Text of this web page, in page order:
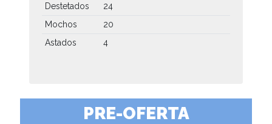
Destetados
24
Mochos
20
Astados
4
PRE-OFERTA